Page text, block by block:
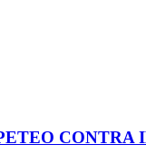
CONTRA